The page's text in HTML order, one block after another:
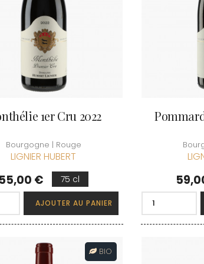
1er Cru 2022
Bourgogne | Rouge
LIGNIER HUBERT
€ 75 cl
AJOUTER AU PANIER
Prix
BIO